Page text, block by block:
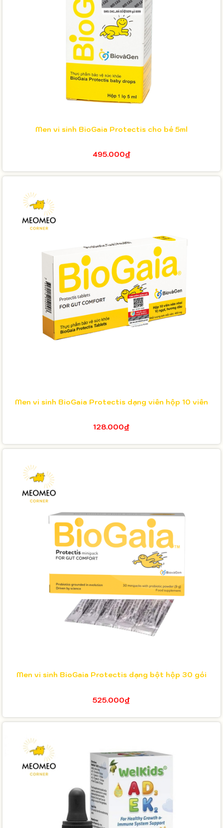
Men vi sinh BioGaia Protectis cho bé 5ml
495.000₫
Men vi sinh BioGaia Protectis dạng viên hộp 10 viên
128.000₫
Men vi sinh BioGaia Protectis dạng bột hộp 30 gói
525.000₫